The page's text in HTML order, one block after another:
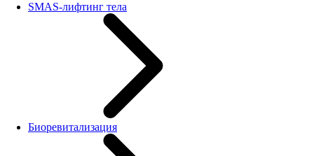
SMAS-лифтинг тела
Биоревитализация